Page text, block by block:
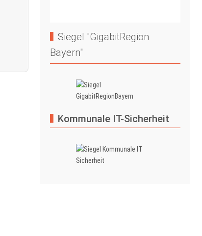
Siegel "GigabitRegion
Bayern"
Kommunale IT-Sicherheit